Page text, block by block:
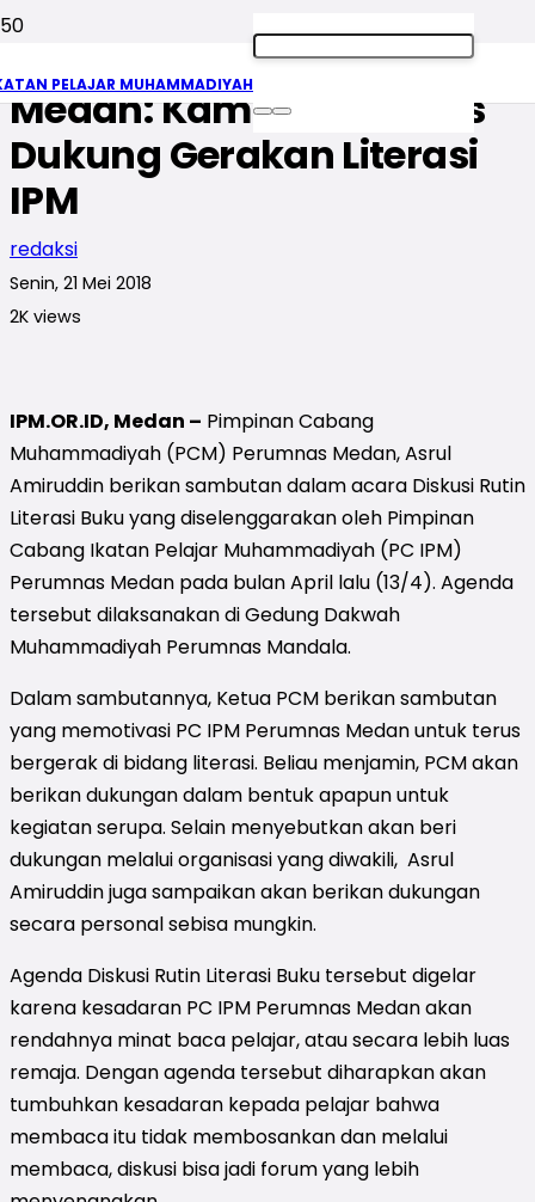
PELAJAR MUHAMMADIYAH
Ketua PCM Perumnas
Medan: Kami Akan Terus
Dukung Gerakan Literasi
IPM
redaksi
Senin, 21 Mei 2018
2K views
IPM.OR.ID, Medan – Pimpinan Cabang
Muhammadiyah (PCM) Perumnas Medan, Asrul
Amiruddin berikan sambutan dalam acara Diskusi Rutin
Literasi Buku yang diselenggarakan oleh Pimpinan
Cabang Ikatan Pelajar Muhammadiyah (PC IPM)
Perumnas Medan pada bulan April lalu (13/4). Agenda
tersebut dilaksanakan di Gedung Dakwah
Muhammadiyah Perumnas Mandala.
Dalam sambutannya, Ketua PCM berikan sambutan
yang memotivasi PC IPM Perumnas Medan untuk terus
bergerak di bidang literasi. Beliau menjamin, PCM akan
berikan dukungan dalam bentuk apapun untuk
kegiatan serupa. Selain menyebutkan akan beri
dukungan melalui organisasi yang diwakili, Asrul
Amiruddin juga sampaikan akan berikan dukungan
secara personal sebisa mungkin.
Agenda Diskusi Rutin Literasi Buku tersebut digelar
karena kesadaran PC IPM Perumnas Medan akan
rendahnya minat baca pelajar, atau secara lebih luas
remaja. Dengan agenda tersebut diharapkan akan
tumbuhkan kesadaran kepada pelajar bahwa
membaca itu tidak membosankan dan melalui
membaca, diskusi bisa jadi forum yang lebih